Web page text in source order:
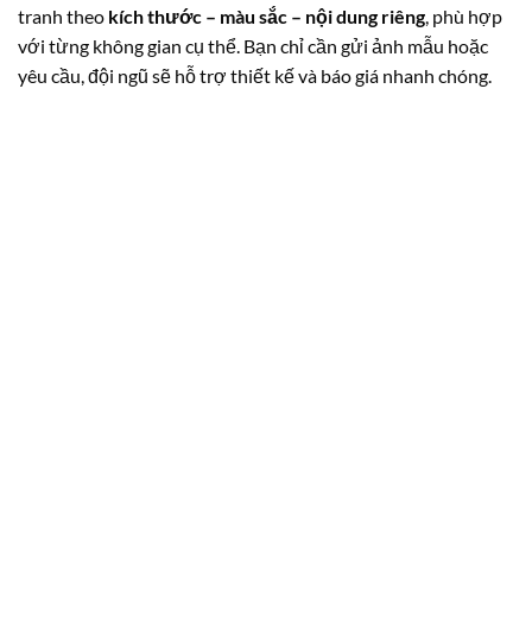
tranh theo kích thước – màu sắc – nội dung riêng, phù hợp
với từng không gian cụ thể. Bạn chỉ cần gửi ảnh mẫu hoặc
yêu cầu, đội ngũ sẽ hỗ trợ thiết kế và báo giá nhanh chóng.